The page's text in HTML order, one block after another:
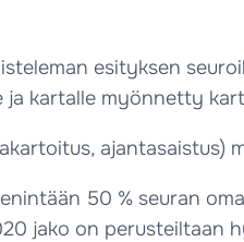
esityksen
ja kartalle myönnetty
ajantasaistus)
50 % seuran
jako on perusteiltaan